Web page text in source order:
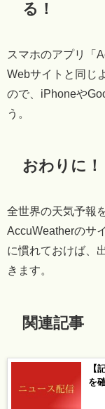
る！
スマホのアプリ「
Webサイトと同じ
ので、iPhoneや
う。
おわりに！
全世界の天気予報
AccuWeatherのサ
に慣れておけば、
きます。
関連記事
【
を